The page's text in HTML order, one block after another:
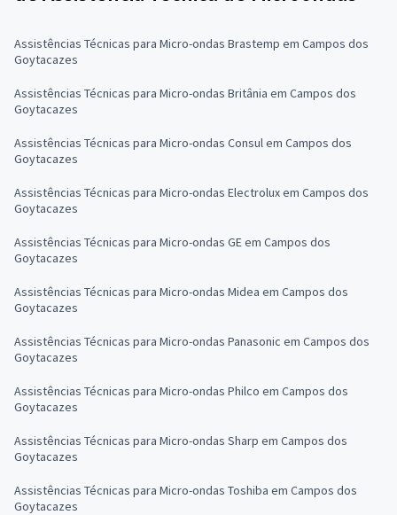
Assistências Técnicas para Micro-ondas Brastemp em Campos dos
Goytacazes
Assistências Técnicas para Micro-ondas Britânia em Campos dos
Goytacazes
Assistências Técnicas para Micro-ondas Consul em Campos dos
Goytacazes
Assistências Técnicas para Micro-ondas Electrolux em Campos dos
Goytacazes
Assistências Técnicas para Micro-ondas GE em Campos dos
Goytacazes
Assistências Técnicas para Micro-ondas Midea em Campos dos
Goytacazes
Assistências Técnicas para Micro-ondas Panasonic em Campos dos
Goytacazes
Assistências Técnicas para Micro-ondas Philco em Campos dos
Goytacazes
Assistências Técnicas para Micro-ondas Sharp em Campos dos
Goytacazes
Assistências Técnicas para Micro-ondas Toshiba em Campos dos
Goytacazes